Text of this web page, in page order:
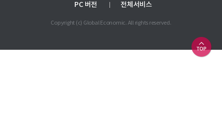
PC 버전 전체서비스
Copyright (c) Global Economic. All rights reserved.